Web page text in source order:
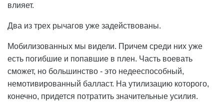
влияет.
Два из трех рычагов уже задействованы.
Мобилизованных мы видели. Причем среди них уже
есть погибшие и попавшие в плен. Часть воевать
сможет, но большинство - это недееспособный,
немотивированный балласт. На утилизацию которого,
конечно, придется потратить значительные усилия.